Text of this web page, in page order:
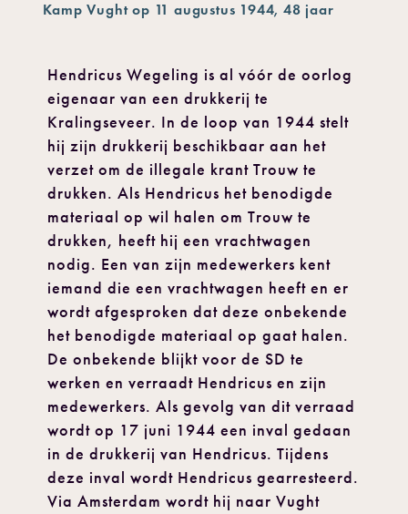
Kamp Vught op 11 augustus 1944, 48 jaar
Hendricus Wegeling is al vóór de oorlog
eigenaar van een drukkerij te
Kralingseveer. In de loop van 1944 stelt
hij zijn drukkerij beschikbaar aan het
verzet om de illegale krant Trouw te
drukken. Als Hendricus het benodigde
materiaal op wil halen om Trouw te
drukken, heeft hij een vrachtwagen
nodig. Een van zijn medewerkers kent
iemand die een vrachtwagen heeft en er
wordt afgesproken dat deze onbekende
het benodigde materiaal op gaat halen.
De onbekende blijkt voor de SD te
werken en verraadt Hendricus en zijn
medewerkers. Als gevolg van dit verraad
wordt op 17 juni 1944 een inval gedaan
in de drukkerij van Hendricus. Tijdens
deze inval wordt Hendricus gearresteerd.
Via Amsterdam wordt hij naar Vught